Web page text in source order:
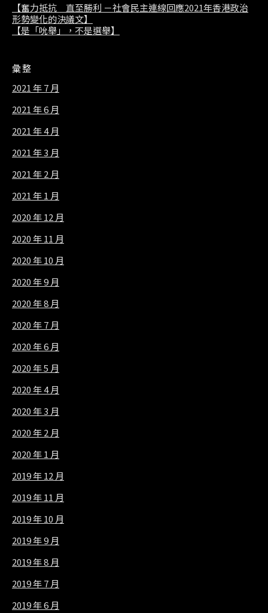
【奮力抵抗 直至勝利 －社會民主連線回應2021年香港政治
形勢變化的決議文】
【是「吮舉」，不是選舉】
彙整
2021 年 7 月
2021 年 6 月
2021 年 4 月
2021 年 3 月
2021 年 2 月
2021 年 1 月
2020 年 12 月
2020 年 11 月
2020 年 10 月
2020 年 9 月
2020 年 8 月
2020 年 7 月
2020 年 6 月
2020 年 5 月
2020 年 4 月
2020 年 3 月
2020 年 2 月
2020 年 1 月
2019 年 12 月
2019 年 11 月
2019 年 10 月
2019 年 9 月
2019 年 8 月
2019 年 7 月
2019 年 6 月